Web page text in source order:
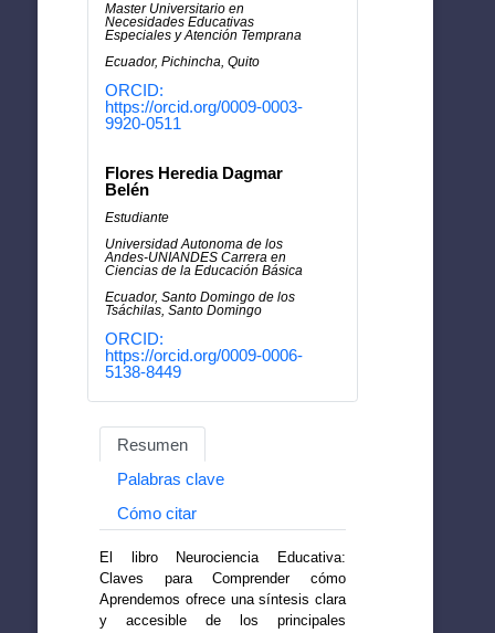
Master Universitario en
Necesidades Educativas
Especiales y Atención Temprana
Ecuador, Pichincha, Quito
ORCID:
https://orcid.org/0009-0003-
9920-0511
Flores Heredia Dagmar
Belén
Estudiante
Universidad Autonoma de los
Andes-UNIANDES Carrera en
Ciencias de la Educación Básica
Ecuador, Santo Domingo de los
Tsáchilas, Santo Domingo
ORCID:
https://orcid.org/0009-0006-
5138-8449
Resumen
Palabras clave
Cómo citar
El libro Neurociencia Educativa:
Claves para Comprender cómo
Aprendemos ofrece una síntesis clara
y accesible de los principales